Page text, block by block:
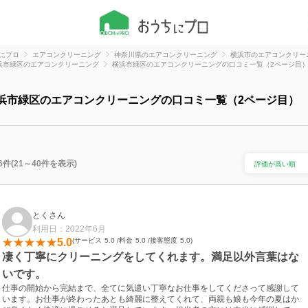
プロ エアコンクリーニング 神奈川県のエアコンクリーニング
横浜市のエアコンクリー
市緑区のエアコンクリーニング
横浜市緑区のエアコンクリーニングの口コミ一覧（2ページ目）
市緑区のエアコンクリーニングの口コミ一覧（2ページ目）
件(21～40件を表示)
とくさん
利用日：2022年6月
5.0 サービス 5.0 料金 5.0 接客態度 5.0
凄く丁寧にクリーニングをしてくれます。満足以外言葉はな
いです。
仕事の開始から完結まで、全てに気遣い丁寧なお仕事をしてくださって感謝して
います。お仕事が終わったあとも綺麗に整えてくれて、両親も娘も今年の夏はか